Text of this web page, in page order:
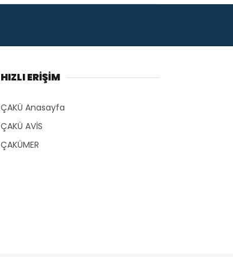
HIZLI ERİŞİM
ÇAKÜ Anasayfa
ÇAKÜ AVİS
ÇAKÜMER